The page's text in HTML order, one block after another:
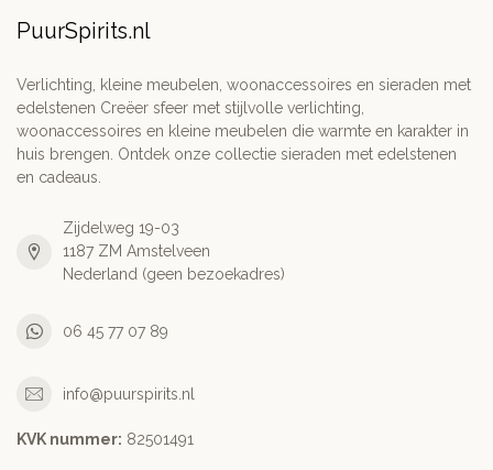
PuurSpirits.nl
Verlichting, kleine meubelen, woonaccessoires en sieraden met
edelstenen Creëer sfeer met stijlvolle verlichting,
woonaccessoires en kleine meubelen die warmte en karakter in
huis brengen. Ontdek onze collectie sieraden met edelstenen
en cadeaus.
Zijdelweg 19-03
1187 ZM Amstelveen
Nederland (geen bezoekadres)
06 45 77 07 89
info@puurspirits.nl
KVK nummer: 82501491